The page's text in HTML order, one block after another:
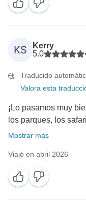
KS
Kerry
5.0
Traducido
Valora esta
¡Lo pasamos muy
los parques, los
Mostrar más
Viajó en abril 2026